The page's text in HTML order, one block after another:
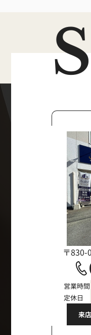
〒830-
営業時間
定休日
来